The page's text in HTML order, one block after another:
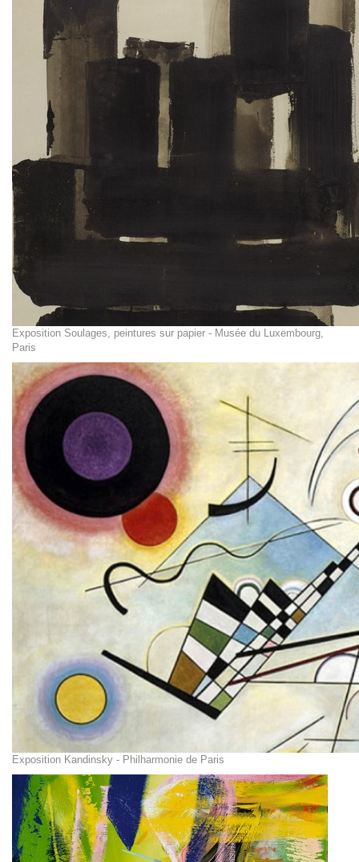
Exposition Soulages, peintures sur papier - Musée du Luxembourg,
Paris
Exposition Kandinsky - Philharmonie de Paris